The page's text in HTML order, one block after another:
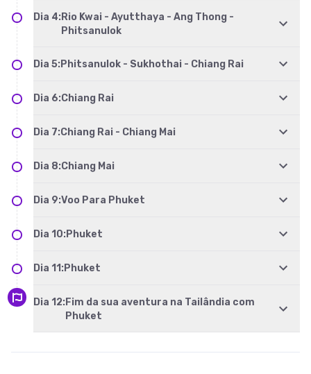
Dia 4: Rio Kwai - Ayutthaya - Ang Thong -
Phitsanulok
Dia 5: Phitsanulok - Sukhothai - Chiang Rai
Dia 6:Chiang Rai
Dia 7:Chiang Rai - Chiang Mai
Dia 8:Chiang Mai
Dia 9:Voo Para Phuket
Dia 10: Phuket
Dia 11 : Phuket
Dia 12: Fim da sua aventura na Tailândia com
Phuket